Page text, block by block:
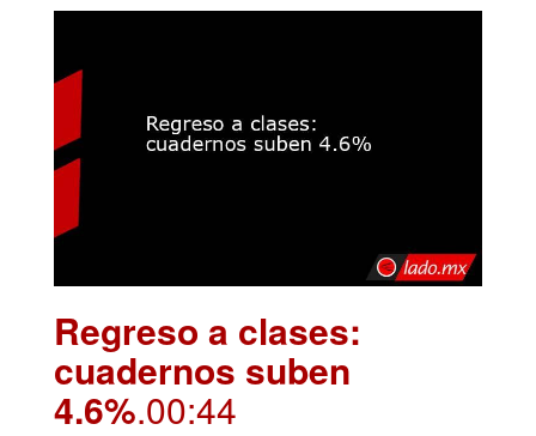
Regreso a clases:
cuadernos suben
4.6%.00:44